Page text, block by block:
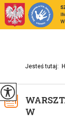
Jesteś tutaj:
W